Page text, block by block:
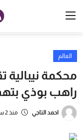
الرئيسية
الخليج
العالم
راهب بوذي
احمد التاجي منذ 2 سنين